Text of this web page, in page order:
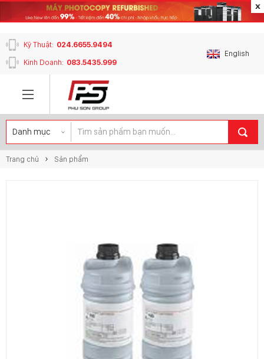
content_copy
English
Kỹ Thuật: 024.6655.9494
Kinh Doanh: 083.5435.999
Trang chủ Sản phẩm